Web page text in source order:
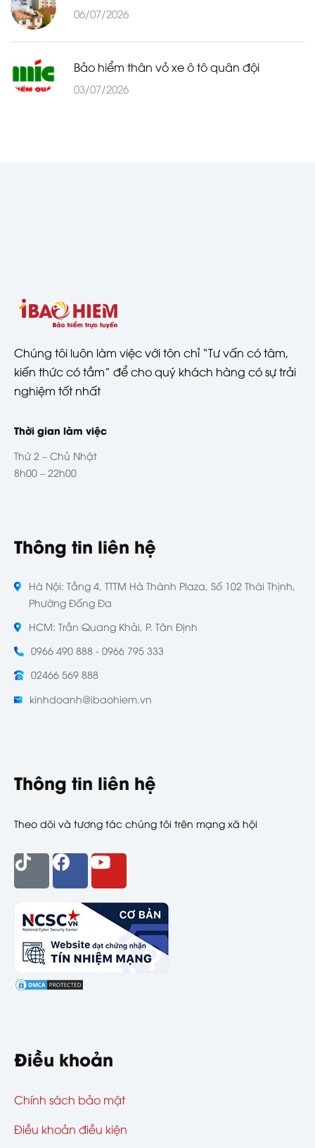
06/07/2026
Bảo hiểm thân vỏ xe ô tô quân đội
03/07/2026
Chúng tôi luôn làm việc với tôn chỉ “Tư vấn có tâm,
kiến thức có tầm” để cho quý khách hàng có sự trải
nghiệm tốt nhất
Thời gian làm việc
Thứ 2 – Chủ Nhật
8h00 – 22h00
Thông tin liên hệ
Hà Nội: Tầng 4, TTTM Hà Thành Plaza, Số 102 Thái Thịnh,
Phường Đống Đa
HCM: Trần Quang Khải, P. Tân Định
0966 490 888 - 0966 795 333
02466 569 888
kinhdoanh@ibaohiem.vn
Thông tin liên hệ
Theo dõi và tương tác chúng tôi trên mạng xã hội
Điều khoản
Chính sách bảo mật
Điều khoản điều kiện